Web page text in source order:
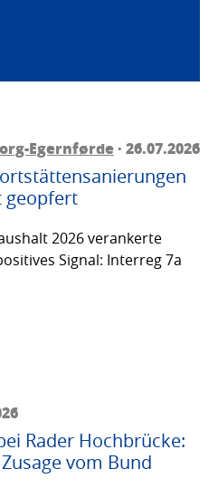
Egernførde· 26.07.2026
geopfert
2026 verankerte
Signal: Interreg 7a
Rader Hochbrücke:
vom Bund